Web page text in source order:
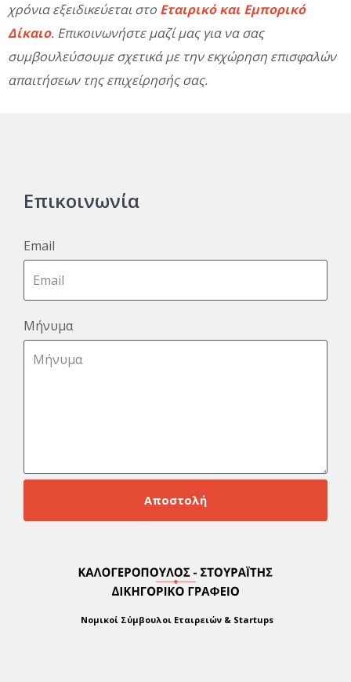
χρόνια εξειδικεύεται στο Εταιρικό και Εμπορικό
Δίκαιο. Επικοινωνήστε μαζί μας για να σας
συμβουλεύσουμε σχετικά με την εκχώρηση επισφαλών
απαιτήσεων της επιχείρησής σας.
Νομικοί Σύμβουλοι Εταιρειών & Startups
Επικοινωνία
Email
Μήνυμα
Αποστολή